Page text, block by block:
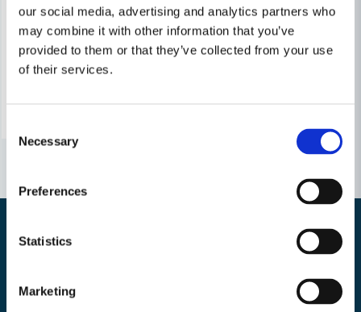
our social media, advertising and analytics partners who
may combine it with other information that you’ve
provided to them or that they’ve collected from your use
of their services.
Selection
Necessary
Preferences
Statistics
Marketing
121 kr
96 kr
Leveranstid ifrån leverantör ca
3-7 arbetsdagar
Bli medlem i vårt nyhetsbrev och ta del av våra nyheter och erbjudande.